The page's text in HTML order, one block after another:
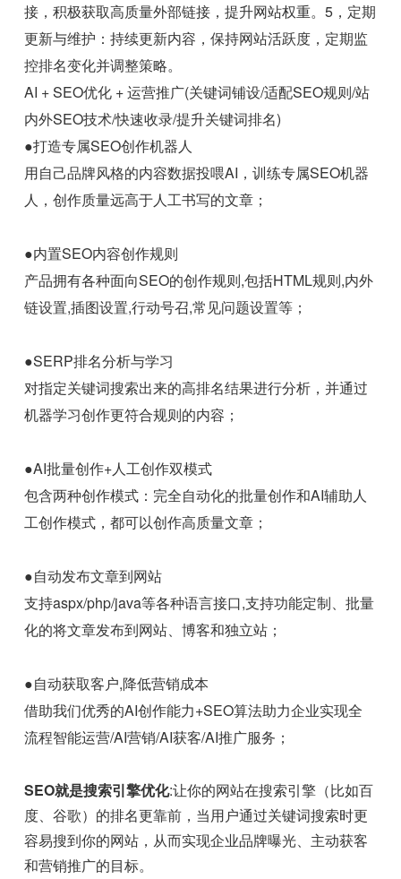
接，积极获取高质量外部链接，提升网站权重。5，定期
更新与维护：持续更新内容，保持网站活跃度，定期监
控排名变化并调整策略。
AI + SEO优化 + 运营推广(关键词铺设/适配SEO规则/站
内外SEO技术/快速收录/提升关键词排名)
●打造专属SEO创作机器人
用自己品牌风格的内容数据投喂AI，训练专属SEO机器
人，创作质量远高于人工书写的文章；
●内置SEO内容创作规则
产品拥有各种面向SEO的创作规则,包括HTML规则,内外
链设置,插图设置,行动号召,常见问题设置等；
●SERP排名分析与学习
对指定关键词搜索出来的高排名结果进行分析，并通过
机器学习创作更符合规则的内容；
●AI批量创作+人工创作双模式
包含两种创作模式：完全自动化的批量创作和AI辅助人
工创作模式，都可以创作高质量文章；
●自动发布文章到网站
支持aspx/php/java等各种语言接口,支持功能定制、批量
化的将文章发布到网站、博客和独立站；
●自动获取客户,降低营销成本
借助我们优秀的AI创作能力+SEO算法助力企业实现全
流程智能运营/AI营销/AI获客/AI推广服务；
SEO就是搜索引擎优化:让你的网站在搜索引擎（比如百
度、谷歌）的排名更靠前，当用户通过关键词搜索时更
容易搜到你的网站，从而实现企业品牌曝光、主动获客
和营销推广的目标。